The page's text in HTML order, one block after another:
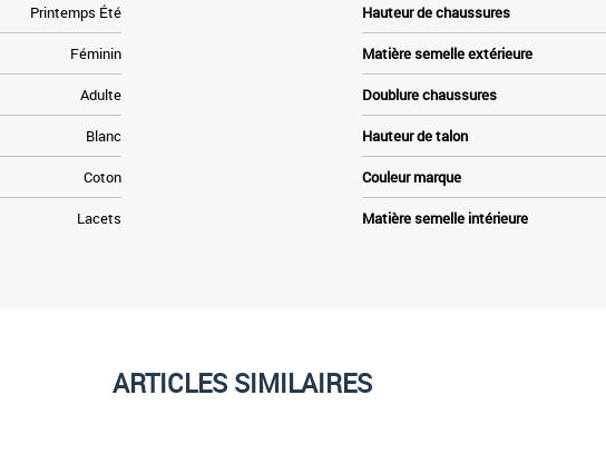
Printemps Été
Féminin
Adulte
Blanc
Coton
Lacets
Hauteur de chaussures
Matière semelle extérieure
Doublure chaussures
Hauteur de talon
Couleur marque
Matière semelle intérieure
ARTICLES SIMILAIRES